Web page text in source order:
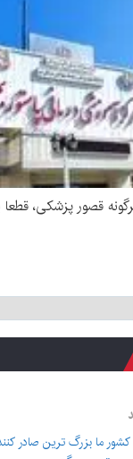
قصور پزشکی،
ما بزرگ ترین صادر